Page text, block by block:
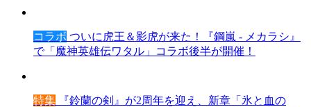
コラボ ついに虎王＆影虎が来た！『鋼嵐 - メカラシ』
で「魔神英雄伝ワタル」コラボ後半が開催！
特集 『鈴蘭の剣』が2周年を迎え、新章「氷と血の